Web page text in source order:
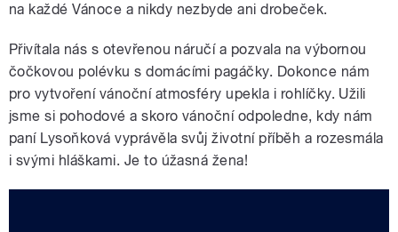
na každé Vánoce a nikdy nezbyde ani drobeček.
Přivítala nás s otevřenou náručí a pozvala na výbornou
čočkovou polévku s domácími pagáčky. Dokonce nám
pro vytvoření vánoční atmosféry upekla i rohlíčky. Užili
jsme si pohodové a skoro vánoční odpoledne, kdy nám
paní Lysoňková vyprávěla svůj životní příběh a rozesmála
i svými hláškami. Je to úžasná žena!